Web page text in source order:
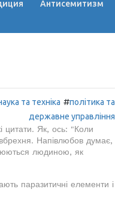
Антисемитизм
та техніка #політика та
державне управління
цитати. Як, ось: "Коли
Напівлюбов думає,
людиною, як
паразитичні елементи і